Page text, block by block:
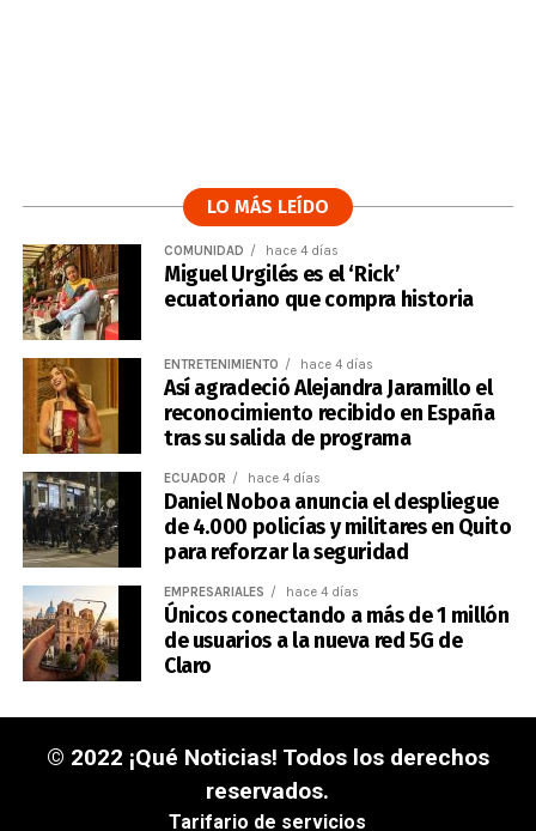
LO MÁS LEÍDO
COMUNIDAD hace 4 días
Miguel Urgilés es el ‘Rick’
ecuatoriano que compra historia
ENTRETENIMIENTO hace 4 días
Así agradeció Alejandra Jaramillo el
reconocimiento recibido en España
tras su salida de programa
ECUADOR hace 4 días
Daniel Noboa anuncia el despliegue
de 4.000 policías y militares en Quito
para reforzar la seguridad
EMPRESARIALES hace 4 días
Únicos conectando a más de 1 millón
de usuarios a la nueva red 5G de
Claro
© 2022 ¡Qué Noticias! Todos los derechos
reservados.
Tarifario de servicios